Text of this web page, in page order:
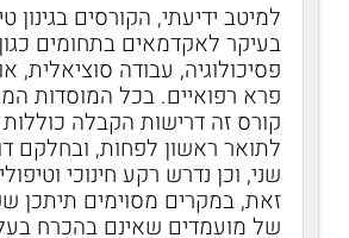
למיטב ידיעתי, הקורסים בגינון
בעיקר לאקדמאים בתחומים כגון
פסיכולוגיה, עבודה סוציאלית,
פרא רפואיים. בכל המוסדות
קורס זה דרישות הקבלה
לתואר ראשון לפחות, ובחלקם
שני, וכן נדרש רקע חינוכי
זאת, במקרים מסוימים תיתכן
של מועמדים שאינם בהכרח